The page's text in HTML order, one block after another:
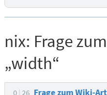
nix: Frage
„width“
0 26 Frage zum Wiki-